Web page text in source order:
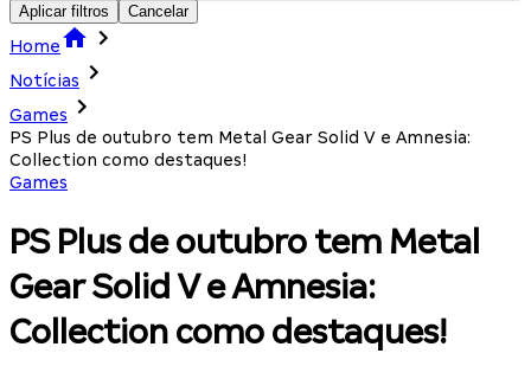
Aplicar filtros Cancelar
Home
Notícias
Games
PS Plus de outubro tem Metal Gear Solid V e Amnesia:
Collection como destaques!
Games
PS Plus de outubro tem Metal
Gear Solid V e Amnesia:
Collection como destaques!